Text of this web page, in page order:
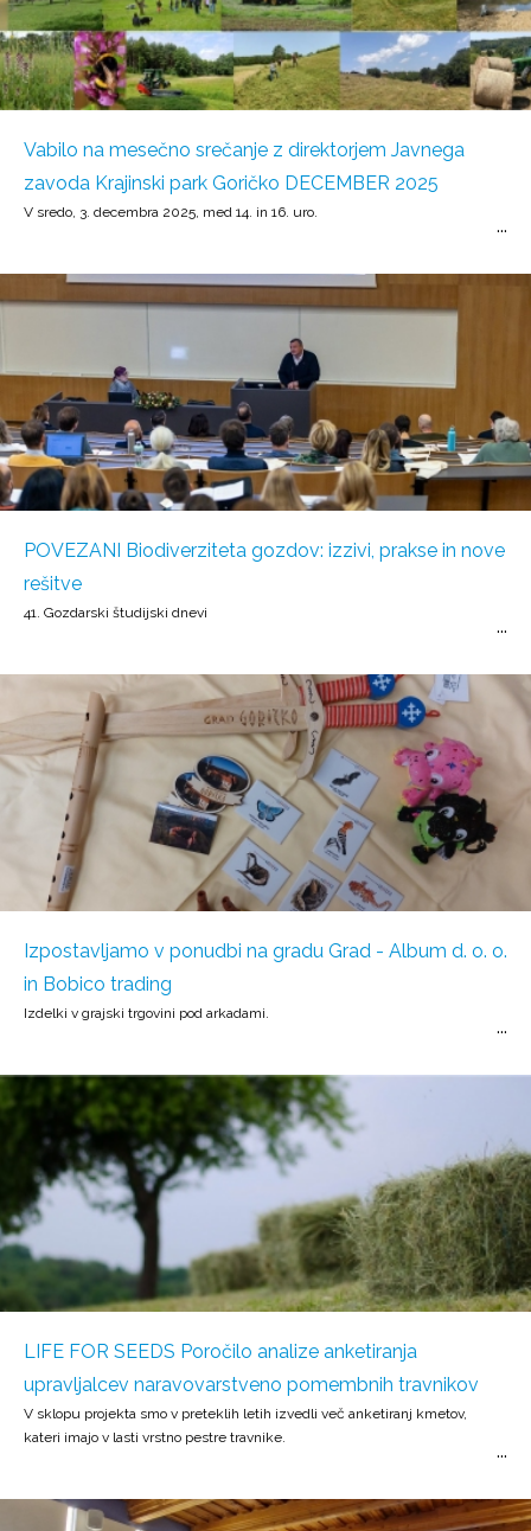
Vabilo na mesečno srečanje z direktorjem Javnega
zavoda Krajinski park Goričko DECEMBER 2025
V sredo, 3. decembra 2025, med 14. in 16. uro.
POVEZANI Biodiverziteta gozdov: izzivi, prakse in nove
rešitve
41. Gozdarski študijski dnevi
Izpostavljamo v ponudbi na gradu Grad - Album d. o. o.
in Bobico trading
Izdelki v grajski trgovini pod arkadami.
LIFE FOR SEEDS Poročilo analize anketiranja
upravljalcev naravovarstveno pomembnih travnikov
V sklopu projekta smo v preteklih letih izvedli več anketiranj kmetov,
kateri imajo v lasti vrstno pestre travnike.